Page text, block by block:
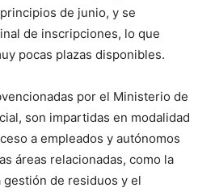
de junio, y se
de inscripciones, lo que
pocas plazas disponibles.
por el Ministerio de
son impartidas en modalidad
a empleados y autónomos
áreas relacionadas, como la
de residuos y el